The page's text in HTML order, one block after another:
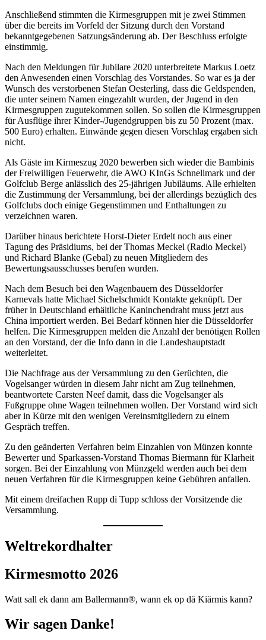
Anschließend stimmten die Kirmesgruppen mit je zwei Stimmen
über die bereits im Vorfeld der Sitzung durch den Vorstand
bekanntgegebenen Satzungsänderung ab. Der Beschluss erfolgte
einstimmig.
Nach den Meldungen für Jubilare 2020 unterbreitete Markus Loetz
den Anwesenden einen Vorschlag des Vorstandes. So war es ja der
Wunsch des verstorbenen Stefan Oesterling, dass die Geldspenden,
die unter seinem Namen eingezahlt wurden, der Jugend in den
Kirmesgruppen zugutekommen sollen. So sollen die Kirmesgruppen
für Ausflüge ihrer Kinder-/Jugendgruppen bis zu 50 Prozent (max.
500 Euro) erhalten. Einwände gegen diesen Vorschlag ergaben sich
nicht.
Als Gäste im Kirmeszug 2020 bewerben sich wieder die Bambinis
der Freiwilligen Feuerwehr, die AWO KInGs Schnellmark und der
Golfclub Berge anlässlich des 25-jährigen Jubiläums. Alle erhielten
die Zustimmung der Versammlung, bei der allerdings bezüglich des
Golfclubs doch einige Gegenstimmen und Enthaltungen zu
verzeichnen waren.
Darüber hinaus berichtete Horst-Dieter Erdelt noch aus einer
Tagung des Präsidiums, bei der Thomas Meckel (Radio Meckel)
und Richard Blanke (Gebal) zu neuen Mitgliedern des
Bewertungsausschusses berufen wurden.
Nach dem Besuch bei den Wagenbauern des Düsseldorfer
Karnevals hatte Michael Sichelschmidt Kontakte geknüpft. Der
früher in Deutschland erhältliche Kaninchendraht muss jetzt aus
China importiert werden. Bei Bedarf können hier die Düsseldorfer
helfen. Die Kirmesgruppen melden die Anzahl der benötigen Rollen
an den Vorstand, der die Info dann in die Landeshauptstadt
weiterleitet.
Die Nachfrage aus der Versammlung zu den Gerüchten, die
Vogelsanger würden in diesem Jahr nicht am Zug teilnehmen,
beantwortete Carsten Neef damit, dass die Vogelsanger als
Fußgruppe ohne Wagen teilnehmen wollen. Der Vorstand wird sich
aber in Kürze mit den wenigen Vereinsmitgliedern zu einem
Gespräch treffen.
Zu den geänderten Verfahren beim Einzahlen von Münzen konnte
Bewerter und Sparkassen-Vorstand Thomas Biermann für Klarheit
sorgen. Bei der Einzahlung von Münzgeld werden auch bei dem
neuen Verfahren für die Kirmesgruppen keine Gebühren anfallen.
Mit einem dreifachen Rupp di Tupp schloss der Vorsitzende die
Versammlung.
Weltrekordhalter
Kirmesmotto 2026
Watt sall ek dann am Ballermann®, wann ek op dä Kiärmis kann?
Wir sagen Danke!